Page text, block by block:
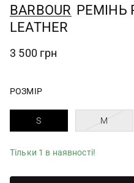
BARBOUR РЕМIНЬ
LEATHER
3 500 грн
РОЗМІР
S M
Тільки 1 в наявності!